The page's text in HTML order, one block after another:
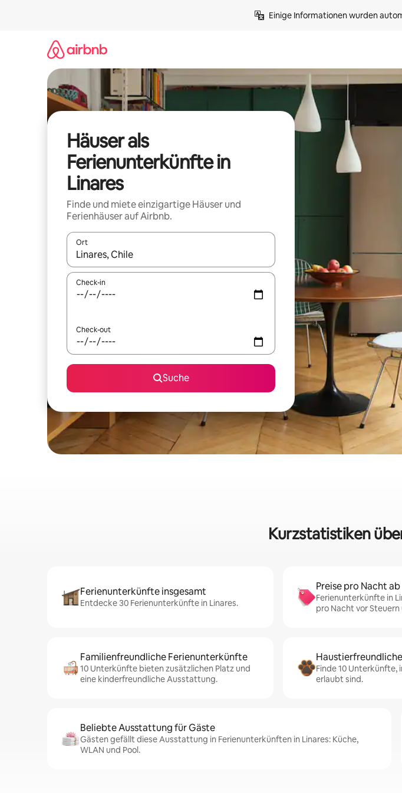
Einige Informationen wurden
Häuser als
Ferienunterkünfte in
Linares
Finde und miete einzigartige Häuser und
Ferienhäuser auf Airbnb.
Ort
Wenn Ergebnisse verfügbar sind, navigiere mit den Pfeiltasten nach oben und unten
Check-in
Check-out
Suche
Kurzstatistiken
Ferienunterkünfte insgesamt
Entdecke 30 Ferienunterkünfte in Linares.
Preise pro Nacht ab
Ferienunterkünfte in
pro Nacht vor
Familienfreundliche Ferienunterkünfte
10 Unterkünfte bieten zusätzlichen Platz und
eine kinderfreundliche Ausstattung.
Finde 10 Unterkünfte,
erlaubt sind.
Beliebte Ausstattung für Gäste
Gästen gefällt diese Ausstattung in Ferienunterkünften in Linares: Küche,
WLAN und Pool.